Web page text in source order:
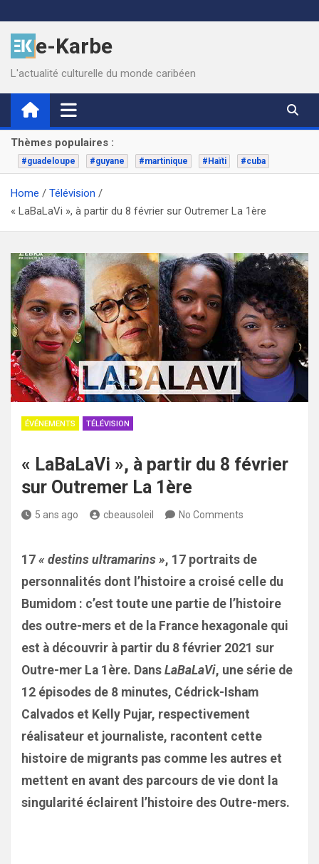
to
contente-Karbe
L'actualité culturelle du monde caribéen
Thèmes populaires :
#guadeloupe #guyane #martinique #Haïti #cuba
Home
Télévision
« LaBaLaVi », à partir du 8 février sur Outremer La 1ère
ÉVÉNEMENTS TÉLÉVISION
« LaBaLaVi », à partir du 8 février
sur Outremer La 1ère
5 ans ago cbeausoleil No Comments
17 « destins ultramarins », 17 portraits de
personnalités dont l’histoire a croisé celle du
Bumidom : c’est toute une partie de l’histoire
des outre-mers et de la France hexagonale qui
est à découvrir à partir du 8 février 2021 sur
Outre-mer La 1ère. Dans LaBaLaVi, une série de
12 épisodes de 8 minutes, Cédrick-Isham
Calvados et Kelly Pujar, respectivement
réalisateur et journaliste, racontent cette
histoire de migrants pas comme les autres et
mettent en avant des parcours de vie dont la
singularité éclairent l’histoire des Outre-mers.